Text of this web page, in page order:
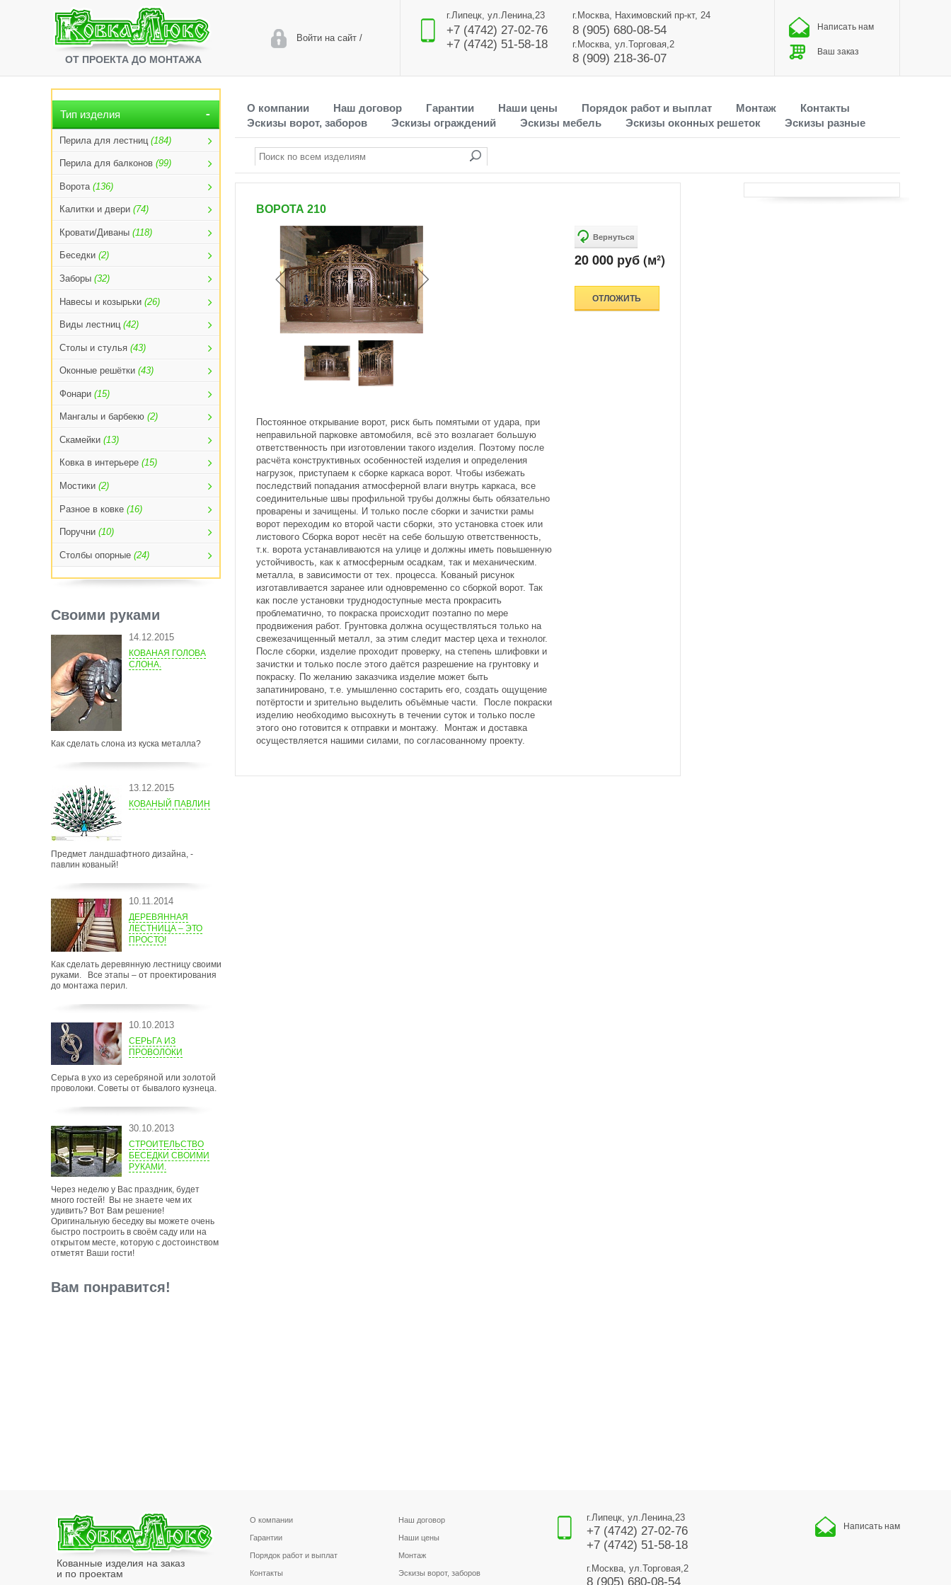
ОТ ПРОЕКТА ДО МОНТАЖА
Войти на сайт/
г.Липецк, ул.Ленина,23
+7 (4742) 27-02-76
+7 (4742) 51-58-18
г.Москва, Нахимовский пр-кт, 24
8 (905) 680-08-54
г.Москва, ул.Торговая,2
8 (909) 218-36-07
Написать нам
Ваш заказ
Тип изделия
Перила для лестниц (184)
Перила для балконов (99)
Ворота (136)
Калитки и двери (74)
Кровати/Диваны (118)
Беседки (2)
Заборы (32)
Навесы и козырьки (26)
Виды лестниц (42)
Столы и стулья (43)
Оконные решётки (43)
Фонари (15)
Мангалы и барбекю (2)
Скамейки (13)
Ковка в интерьере (15)
Мостики (2)
Разное в ковке (16)
Поручни (10)
Столбы опорные (24)
Своими руками
14.12.2015
КОВАНАЯ ГОЛОВА
СЛОНА.
Как сделать слона из куска металла?
13.12.2015
КОВАНЫЙ ПАВЛИН
Предмет ландшафтного дизайна, -
павлин кованый!
10.11.2014
ДЕРЕВЯННАЯ
ЛЕСТНИЦА – ЭТО
ПРОСТО!
Как сделать деревянную лестницу своими
руками. Все этапы – от проектирования
до монтажа перил.
10.10.2013
СЕРЬГА ИЗ
ПРОВОЛОКИ
Серьга в ухо из серебряной или золотой
проволоки. Советы от бывалого кузнеца.
30.10.2013
СТРОИТЕЛЬСТВО
БЕСЕДКИ СВОИМИ
РУКАМИ.
Через неделю у Вас праздник, будет
много гостей! Вы не знаете чем их
удивить? Вот Вам решение!
Оригинальную беседку вы можете очень
быстро построить в своём саду или на
открытом месте, которую с достоинством
отметят Ваши гости!
Вам понравится!
О компании Наш договор Гарантии Наши цены Порядок работ и выплат Монтаж
Контакты
Эскизы ворот, заборов
Эскизы ограждений Эскизы мебель Эскизы оконных решеток Эскизы разные
ВОРОТА 210
20 000 руб (м²)
ОТЛОЖИТЬ
Постоянное открывание ворот, риск быть помятыми от удара, при
неправильной парковке автомобиля, всё это возлагает большую
ответственность при изготовлении такого изделия. Поэтому после
расчёта конструктивных особенностей изделия и определения
нагрузок, приступаем к сборке каркаса ворот. Чтобы избежать
последствий попадания атмосферной влаги внутрь каркаса, все
соединительные швы профильной трубы должны быть обязательно
проварены и зачищены. И только после сборки и зачистки рамы
ворот переходим ко второй части сборки, это установка стоек или
листового Сборка ворот несёт на себе большую ответственность,
т.к. ворота устанавливаются на улице и должны иметь повышенную
устойчивость, как к атмосферным осадкам, так и механическим.
металла, в зависимости от тех. процесса. Кованый рисунок
изготавливается заранее или одновременно со сборкой ворот. Так
как после установки труднодоступные места прокрасить
проблематично, то покраска происходит поэтапно по мере
продвижения работ. Грунтовка должна осуществляться только на
свежезачищенный металл, за этим следит мастер цеха и технолог.
После сборки, изделие проходит проверку, на степень шлифовки и
зачистки и только после этого даётся разрешение на грунтовку и
покраску. По желанию заказчика изделие может быть
запатинировано, т.е. умышленно состарить его, создать ощущение
потёртости и зрительно выделить объёмные части. После покраски
изделию необходимо высохнуть в течении суток и только после
этого оно готовится к отправки и монтажу. Монтаж и доставка
осуществляется нашими силами, по согласованному проекту.
Кованные изделия на заказ
и по проектам
О компании Наш договор
Гарантии Наши цены
Порядок работ и выплат Монтаж
Контакты Эскизы ворот, заборов
г.Липецк, ул.Ленина,23
+7 (4742) 27-02-76
+7 (4742) 51-58-18
г.Москва, ул.Торговая,2
8 (905) 680-08-54
Написать нам